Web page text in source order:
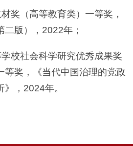
奖（高等教育类）一等奖，
二版），2022年；
校社会科学研究优秀成果奖
等奖，《当代中国治理的党政
，2024年。